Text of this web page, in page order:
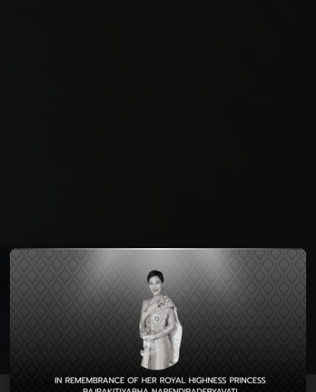
NIPPON STEEL
NS-SIAM UNITED STEEL CO., LTD.
Steel for Life
อนาคตของ NS-SUS
มุมมองธุรกิจของเราจากประธานบริษัท